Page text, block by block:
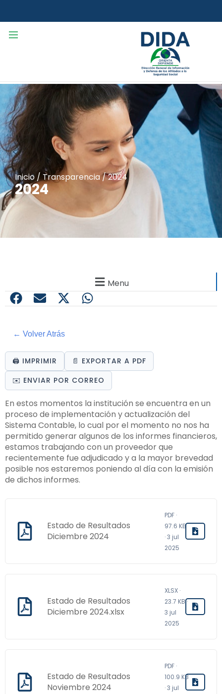
Inicio /Transparencia/2024
2024
Menu
← Volver Atrás
🖨️ IMPRIMIR
📄 EXPORTAR A PDF
✉️ ENVIAR POR CORREO
En estos momentos la institución se encuentra en un
proceso de implementación y actualización del
Sistema Contable, lo cual por el momento no nos ha
permitido generar algunos de los informes financieros,
estamos trabajando con un proveedor que
recientemente fue adjudicado y a la mayor brevedad
posible nos estaremos poniendo al día con la emisión
de dichos informes.
Estado de Resultados
Diciembre 2024
PDF ·
97.6 KB
· 3 jul
2025
Estado de Resultados
Diciembre 2024.xlsx
XLSX ·
23.7 KB ·
3 jul
2025
Estado de Resultados
Noviembre 2024
PDF ·
100.9 KB
· 3 jul